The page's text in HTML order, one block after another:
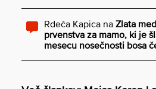
Rdeča Kapica na Zlata
prvenstva za mamo, ki je
mesecu nosečnosti bosa